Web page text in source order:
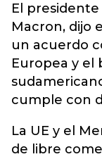
El presidente
Macron, dijo
un acuerdo
Europea y el
cumple con
La UE y el
de libre